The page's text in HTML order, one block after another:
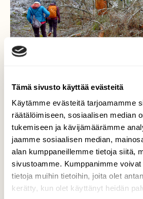
Tämä sivusto käyttää evästeitä
Käytämme evästeitä tarjoamamme
räätälöimiseen, sosiaalisen median
tukemiseen ja kävijämäärämme
jaamme sosiaalisen median,
alan kumppaneillemme tietoja siitä,
sivustoamme. Kumppanimme
tietoja muihin tietoihin, joita olet
kerätty, kun olet käyttänyt heidän
Nuuksio pääsi vähällä
muutamia puita kaatui
Valokuvaaja: Reijo